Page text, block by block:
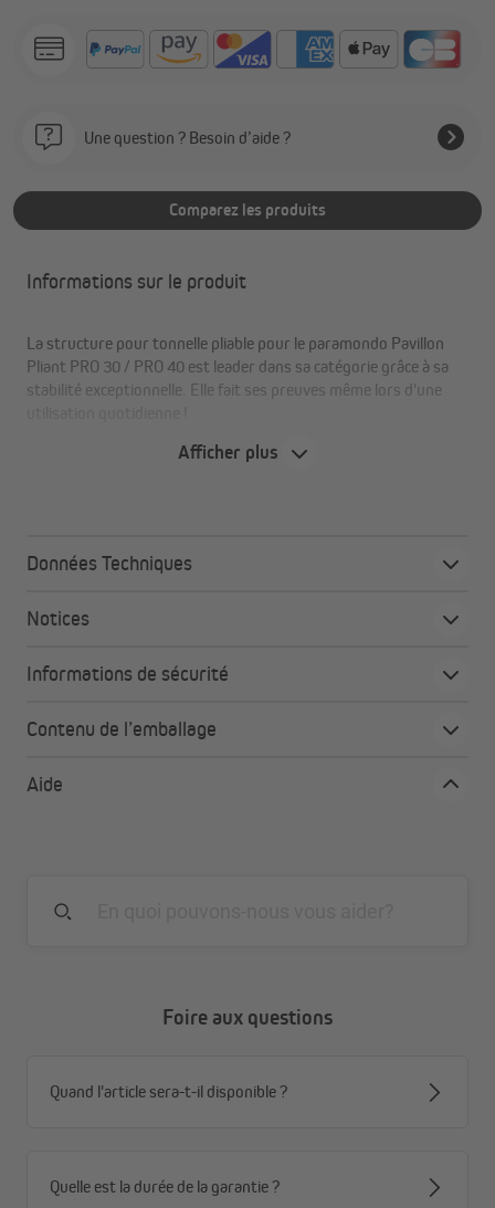
Une question ? Besoin d’aide ?
Comparez les produits
Informations sur le produit
La structure pour tonnelle pliable pour le paramondo Pavillon
Pliant PRO 30 / PRO 40 est leader dans sa catégorie grâce à sa
stabilité exceptionnelle. Elle fait ses preuves même lors d'une
Fait ses preuves dans une utilisation quotidienne
ciseaux
cCdre en aluminium massif stable
connexion n'est pas en plastique, contrairement à d'autres
Afficher plus
Données Techniques
Notices
Informations de sécurité
Contenu de l’emballage
Aide
Foire aux questions
Quand l'article sera-t-il disponible ?
Quelle est la durée de la garantie ?